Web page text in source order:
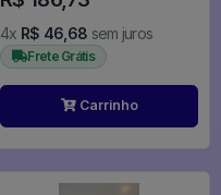
4x R$ 46,68 sem juros
Frete Grátis
Carrinho